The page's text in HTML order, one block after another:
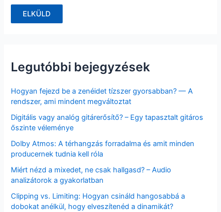
Legutóbbi bejegyzések
Hogyan fejezd be a zenéidet tízszer gyorsabban? — A
rendszer, ami mindent megváltoztat
Digitális vagy analóg gitárerősítő? – Egy tapasztalt gitáros
őszinte véleménye
Dolby Atmos: A térhangzás forradalma és amit minden
producernek tudnia kell róla
Miért nézd a mixedet, ne csak hallgasd? – Audio
analizátorok a gyakorlatban
Clipping vs. Limiting: Hogyan csináld hangosabbá a
dobokat anélkül, hogy elveszítenéd a dinamikát?